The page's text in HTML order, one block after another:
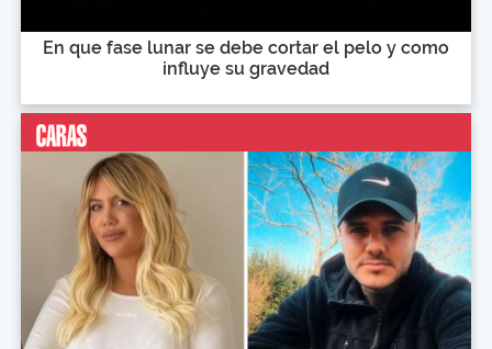
En que fase lunar se debe cortar el pelo y como
influye su gravedad